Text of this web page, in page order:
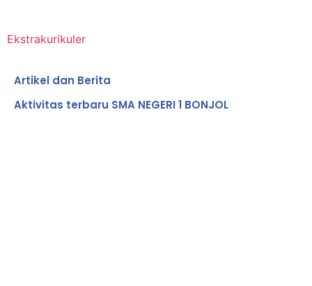
Ekstrakurikuler
Artikel dan Berita
Aktivitas terbaru SMA NEGERI 1 BONJOL